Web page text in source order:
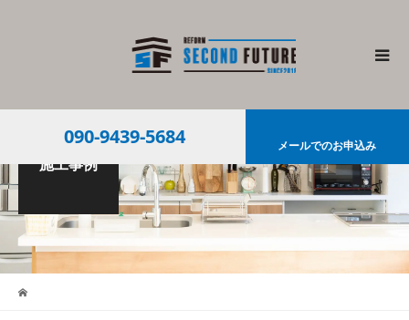
090-9439-5684 メールでのお申込み
施工事例